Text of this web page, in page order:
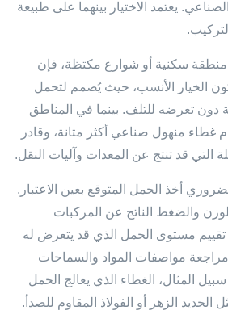
يعتمد الاختيار بينهما على طبيعة
منطقة سكنية أو شوارع مكتظة، فإن
الخيار الأنسب، حيث يُصمم لتحمل
دون تعرضه للتلف. بينما في المناطق
غطاء منهول صناعي أكثر متانة، وقادر
التي قد تنتج عن المعدات وآليات النقل.
أخذ الحمل المتوقع بعين الاعتبار.
والضغط الناتج عن المركبات
تقييم مستوى الحمل الذي قد يتعرض له
مواصفات المواد والسماحات
المثال، الغطاء الذي يعالج الحمل
الحديد الزهر أو الفولاذ المقاوم للصدأ.